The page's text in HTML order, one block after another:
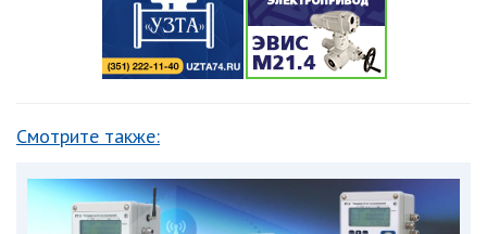
Смотрите также: